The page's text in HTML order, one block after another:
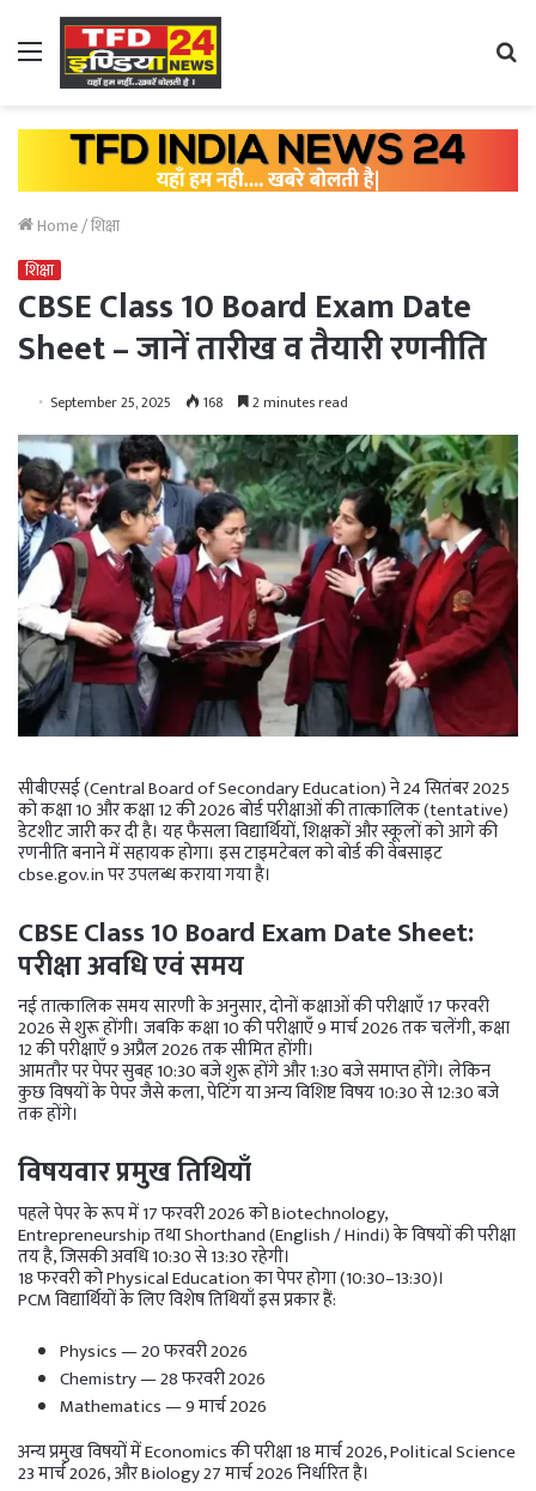
Menu
Home/शिक्षा
शिक्षा
CBSE Class 10 Board Exam Date
Sheet – जानें तारीख व तैयारी रणनीति
September 25, 2025 168 2 minutes read
सीबीएसई (Central Board of Secondary Education) ने 24 सितंबर 2025
को कक्षा 10 और कक्षा 12 की 2026 बोर्ड परीक्षाओं की तात्कालिक (tentative)
डेटशीट जारी कर दी है। यह फैसला विद्यार्थियों, शिक्षकों और स्कूलों को आगे की
रणनीति बनाने में सहायक होगा। इस टाइमटेबल को बोर्ड की वेबसाइट
cbse.gov.in पर उपलब्ध कराया गया है।
CBSE Class 10 Board Exam Date Sheet:
परीक्षा अवधि एवं समय
नई तात्कालिक समय सारणी के अनुसार, दोनों कक्षाओं की परीक्षाएँ 17 फरवरी
2026 से शुरू होंगी। जबकि कक्षा 10 की परीक्षाएँ 9 मार्च 2026 तक चलेंगी, कक्षा
12 की परीक्षाएँ 9 अप्रैल 2026 तक सीमित होंगी।
आमतौर पर पेपर सुबह 10:30 बजे शुरू होंगे और 1:30 बजे समाप्त होंगे। लेकिन
कुछ विषयों के पेपर जैसे कला, पेटिंग या अन्य विशिष्ट विषय 10:30 से 12:30 बजे
तक होंगे।
विषयवार प्रमुख तिथियाँ
पहले पेपर के रूप में 17 फरवरी 2026 को Biotechnology,
Entrepreneurship तथा Shorthand (English / Hindi) के विषयों की परीक्षा
तय है, जिसकी अवधि 10:30 से 13:30 रहेगी।
18 फरवरी को Physical Education का पेपर होगा (10:30–13:30)।
PCM विद्यार्थियों के लिए विशेष तिथियाँ इस प्रकार हैं:
Physics — 20 फरवरी 2026
Chemistry — 28 फरवरी 2026
Mathematics — 9 मार्च 2026
अन्य प्रमुख विषयों में Economics की परीक्षा 18 मार्च 2026, Political Science
23 मार्च 2026, और Biology 27 मार्च 2026 निर्धारित है।